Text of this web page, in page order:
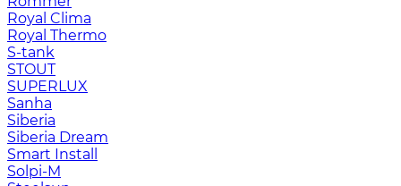
Royal Clima
Royal Thermo
S-tank
STOUT
SUPERLUX
Sanha
Siberia
Siberia Dream
Smart Install
Solpi-M